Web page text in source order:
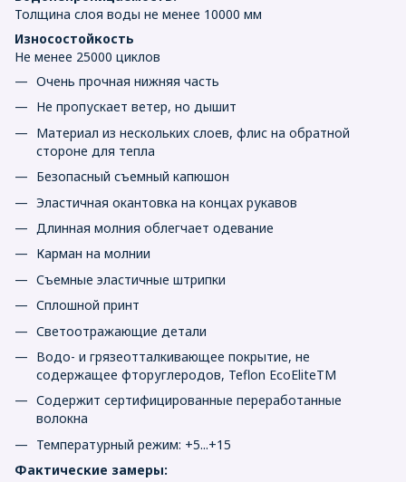
Толщина слоя воды не менее 10000 мм
Износостойкость
Не менее 25000 циклов
Очень прочная нижняя часть
Не пропускает ветер, но дышит
Материал из нескольких слоев, флис на обратной
стороне для тепла
Безопасный съемный капюшон
Эластичная окантовка на концах рукавов
Длинная молния облегчает одевание
Карман на молнии
Съемные эластичные штрипки
Сплошной принт
Светоотражающие детали
Водо- и грязеотталкивающее покрытие, не
содержащее фторуглеродов, Teflon EcoEliteTM
Содержит сертифицированные переработанные
волокна
Температурный режим: +5...+15
Фактические замеры: